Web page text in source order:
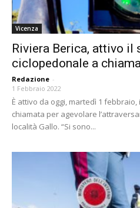
Vicenza
Riviera Berica, attivo il
ciclopedonale a
Redazione -
1 Febbraio 2022
È attivo da oggi, martedì 1
chiamata per agevolare
località Gallo. “Si sono...